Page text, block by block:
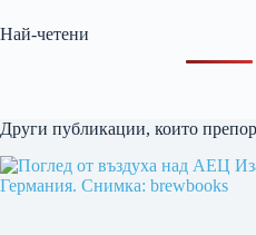
Най-четени
Други публикации, които